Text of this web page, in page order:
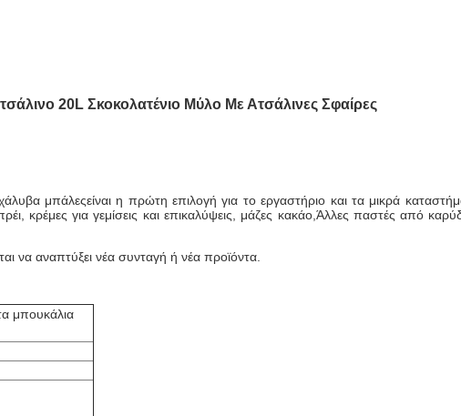
20L Σκοκολατένιο Μύλο Με Ατσάλινες Σφαίρες
μπάλεςείναι η πρώτη επιλογή για το εργαστήριο και τα μικρά
κρέμες για γεμίσεις και επικαλύψεις, μάζες κακάο,Άλλες παστές από
να αναπτύξει νέα συνταγή ή νέα προϊόντα.
μπουκάλια